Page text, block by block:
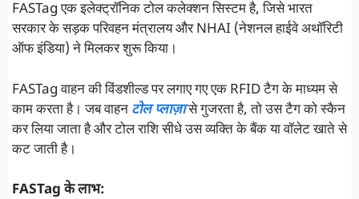
FASTag एक इलेक्ट्रॉनिक टोल कलेक्शन सिस्टम है, जिसे भारत
सरकार के सड़क परिवहन मंत्रालय और NHAI (नेशनल हाईवे अथॉरिटी
ऑफ इंडिया) ने मिलकर शुरू किया।
FASTag वाहन की विंडशील्ड पर लगाए गए एक RFID टैग के माध्यम से
काम करता है। जब वाहन टोल प्लाज़ासे गुजरता है, तो उस टैग को स्कैन
कर लिया जाता है और टोल राशि सीधे उस व्यक्ति के बैंक या वॉलेट खाते से
कट जाती है।
FASTag के लाभ: